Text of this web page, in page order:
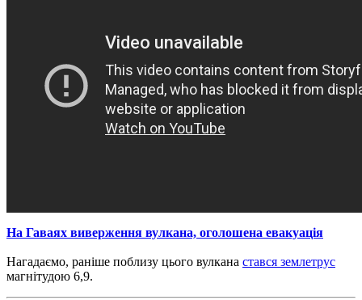
На Гаваях виверження вулкана, оголошена евакуація
Нагадаємо, раніше поблизу цього вулкана стався землетрус
магнітудою 6,9.